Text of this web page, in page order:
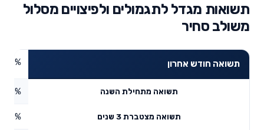
תשואות מגדל לתגמולים ולפיצויים מסלול
משולב סחיר
תשואה חודש אחרון
תשואה מתחילת השנה
תשואה מצטברת 3 שנים